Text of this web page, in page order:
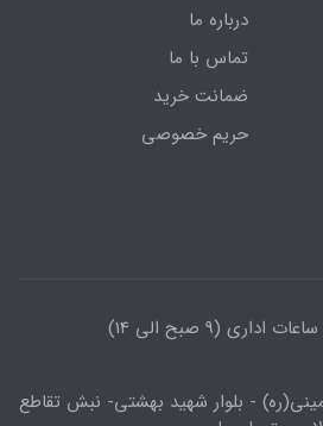
درباره ما
تماس با ما
ضمانت خرید
حریم خصوصی
- بلوار شهید بهشتی- نبش تقاطع